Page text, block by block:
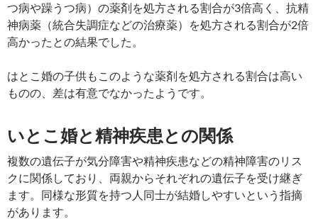
つ病や躁うつ病）の薬剤を処方される割合が3倍高く、抗精
神病薬（統合失調症などの治療薬）を処方される割合が2倍
高かったとの結果でした。
はとこ婚の子供もこのような薬剤を処方される割合は高い
ものの、差は有意でなかったようです。
いとこ婚と精神疾患との関係
複数の遺伝子が気分障害や精神疾患などの精神障害のリス
クに関係しており、両親からそれぞれの遺伝子を受け継ぎ
ます。同様な形質を持つ人同士が結婚しやすいという指摘
があります。